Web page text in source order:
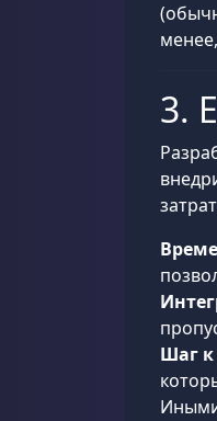
3.
Шаг